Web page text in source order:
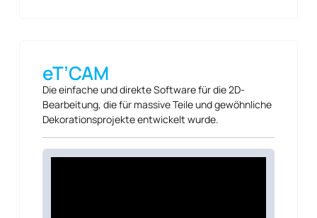
eT’CAM
Die einfache und direkte Software für die 2D-
Bearbeitung, die für massive Teile und gewöhnliche
Dekorationsprojekte entwickelt wurde.